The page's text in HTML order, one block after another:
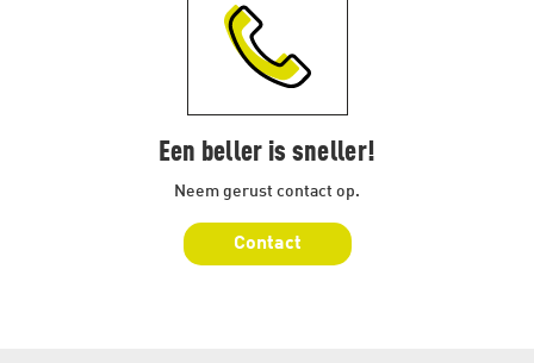
Een beller is sneller!
Neem gerust contact op.
Contact